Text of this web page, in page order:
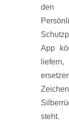
den
App
steht.